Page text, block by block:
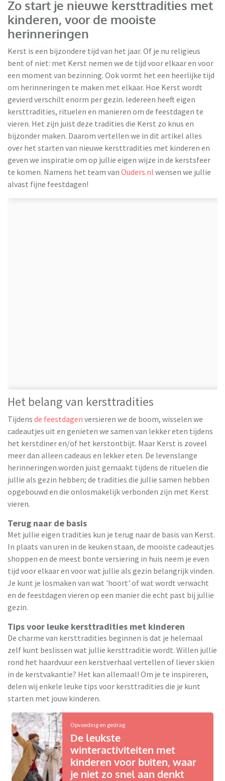
Zo start je nieuwe kersttradities met
kinderen, voor de mooiste
herinneringen
Kerst is een bijzondere tijd van het jaar. Of je nu religieus
bent of niet: met Kerst nemen we de tijd voor elkaar en voor
een moment van bezinning. Ook vormt het een heerlijke tijd
om herinneringen te maken met elkaar. Hoe Kerst wordt
gevierd verschilt enorm per gezin. Iedereen heeft eigen
kersttradities, rituelen en manieren om de feestdagen te
vieren. Het zijn juist deze tradities die Kerst zo knus en
bijzonder maken. Daarom vertellen we in dit artikel alles
over het starten van nieuwe kersttradities met kinderen en
geven we inspiratie om op jullie eigen wijze in de kerstsfeer
te komen. Namens het team van Ouders.nl wensen we jullie
alvast fijne feestdagen!
Het belang van kersttradities
Tijdens de feestdagen versieren we de boom, wisselen we
cadeautjes uit en genieten we samen van lekker eten tijdens
het kerstdiner en/of het kerstontbijt. Maar Kerst is zoveel
meer dan alleen cadeaus en lekker eten. De levenslange
herinneringen worden juist gemaakt tijdens de rituelen die
jullie als gezin hebben; de tradities die jullie samen hebben
opgebouwd en die onlosmakelijk verbonden zijn met Kerst
vieren.
Terug naar de basis
Met jullie eigen tradities kun je terug naar de basis van Kerst.
In plaats van uren in de keuken staan, de mooiste cadeautjes
shoppen en de meest bonte versiering in huis neem je even
tijd voor elkaar en voor wat jullie als gezin belangrijk vinden.
Je kunt je losmaken van wat 'hoort' of wat wordt verwacht
en de feestdagen vieren op een manier die echt past bij jullie
gezin.
Tips voor leuke kersttradities met kinderen
De charme van kersttradities beginnen is dat je helemaal
zelf kunt beslissen wat jullie kersttraditie wordt. Willen jullie
rond het haardvuur een kerstverhaal vertellen of liever skiën
in de kerstvakantie? Het kan allemaal! Om je te inspireren,
delen wij enkele leuke tips voor kersttradities die je kunt
starten met jouw kinderen.
Opvoeding en gedrag
De leukste
winteractiviteiten met
kinderen voor buiten, waar
je niet zo snel aan denkt